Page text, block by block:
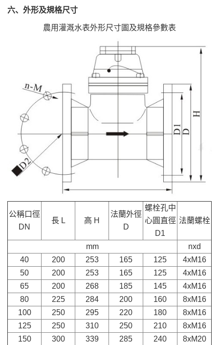
六、外形及規格尺寸
農用灌溉水表外形尺寸圖及規格參數表
公稱口徑
DN
長 L 高 H
法蘭外徑
D
螺栓孔中
心圓直徑
D1
法蘭螺栓
mm
nxd
40
200 253 165 125
4xM16
50
200 253 165 125
4xM16
65
200 268 185 145
4xM16
80
225 284 200 160
8xM16
100
250 295 220 180
8xM16
125
250 310 250 210
8xM16
150
300 339 285 240
8xM20